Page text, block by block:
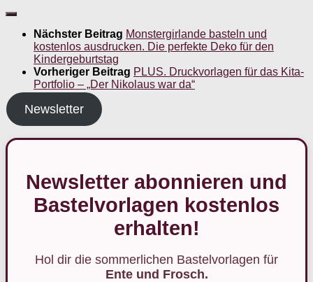
Nächster Beitrag Monstergirlande basteln und
kostenlos ausdrucken. Die perfekte Deko für den
Kindergeburtstag
Vorheriger Beitrag PLUS. Druckvorlagen für das Kita-
Portfolio – „Der Nikolaus war da“
Newsletter
Newsletter abonnieren und
Bastelvorlagen kostenlos
erhalten!
Hol dir die sommerlichen Bastelvorlagen für
Ente und Frosch.